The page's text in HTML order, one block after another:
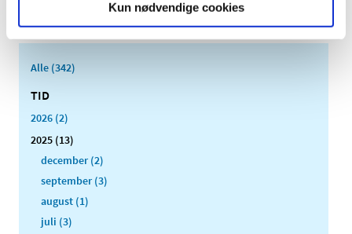
Kun nødvendige cookies
oktober 2025. Rønne Apotek er beliggende i
Alle (342)
TID
2026 (2)
2025 (13)
december (2)
september (3)
august (1)
juli (3)